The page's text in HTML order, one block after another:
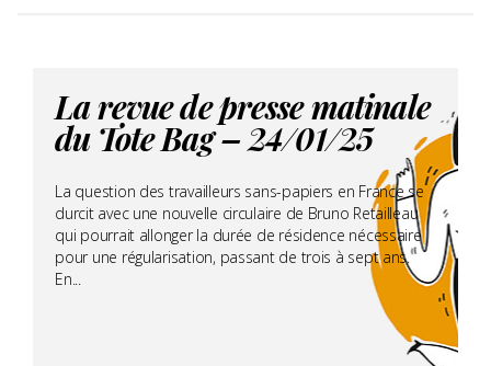
La revue de presse matinale
du Tote Bag – 24/01/25
La question des travailleurs sans-papiers en France se
durcit avec une nouvelle circulaire de Bruno Retailleau
qui pourrait allonger la durée de résidence nécessaire
pour une régularisation, passant de trois à sept ans.
En...